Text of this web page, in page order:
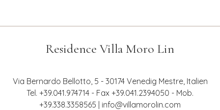
Residence Villa Moro Lin
Via Bernardo Bellotto, 5 - 30174 Venedig Mestre, Italien
Tel. +39.041.974714 - Fax +39.041.2394050 - Mob.
+39.338.3358565 | info@villamorolin.com